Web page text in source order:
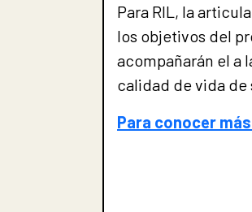
Para RIL, la
los objetivos del
acompañarán el a
calidad de vida de
Para conocer